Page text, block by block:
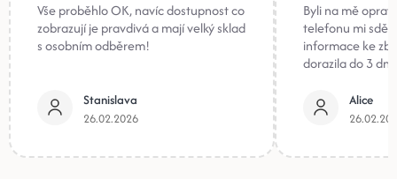
Vše proběhlo OK, navíc dostupnost co
zobrazují je pravdivá a mají velký sklad
s osobním odběrem!
Stanislava
26.02.2026
Byli na mě
telefonu mi
informace ke
dorazila do 3
Alice